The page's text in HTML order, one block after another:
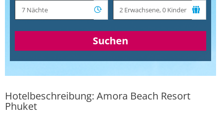
Suchen
Hotelbeschreibung: Amora Beach Resort
Phuket